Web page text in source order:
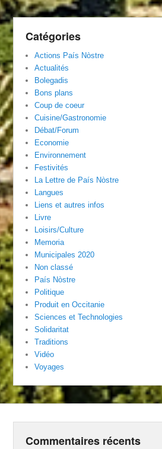
Catégories
Actions País Nòstre
Actualités
Bolegadis
Bons plans
Coup de coeur
Cuisine/Gastronomie
Débat/Forum
Economie
Environnement
Festivités
La Lettre de País Nòstre
Langues
Liens et autres infos
Livre
Loisirs/Culture
Memoria
Municipales 2020
Non classé
País Nòstre
Politique
Produit en Occitanie
Sciences et Technologies
Solidaritat
Traditions
Vidéo
Voyages
Commentaires récents